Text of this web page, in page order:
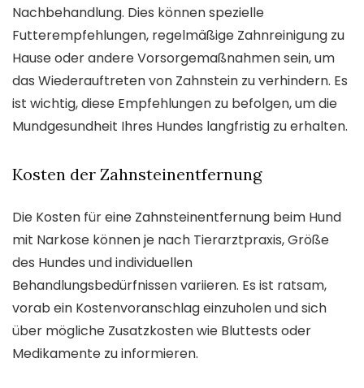
Nachbehandlung. Dies können spezielle
Futterempfehlungen, regelmäßige Zahnreinigung zu
Hause oder andere Vorsorgemaßnahmen sein, um
das Wiederauftreten von Zahnstein zu verhindern. Es
ist wichtig, diese Empfehlungen zu befolgen, um die
Mundgesundheit Ihres Hundes langfristig zu erhalten.
Kosten der Zahnsteinentfernung
Die Kosten für eine Zahnsteinentfernung beim Hund
mit Narkose können je nach Tierarztpraxis, Größe
des Hundes und individuellen
Behandlungsbedürfnissen variieren. Es ist ratsam,
vorab ein Kostenvoranschlag einzuholen und sich
über mögliche Zusatzkosten wie Bluttests oder
Medikamente zu informieren.